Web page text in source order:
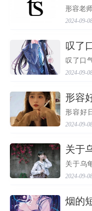
形容老
庄稼，
能为力
2024-09-
叹了口
一 口气
。 3. 妈
2024-09-
形容好
温度会
的那句
2024-09-
关于乌
亮晶晶
色的；
2024-09-
烟的